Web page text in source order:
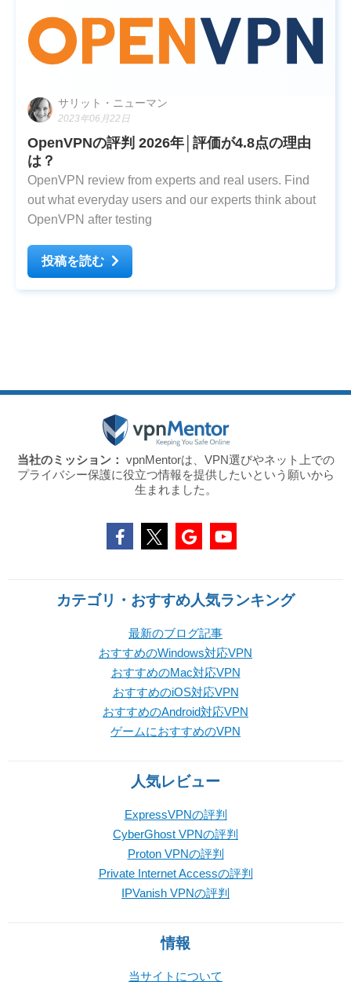
サリット・ニューマン
2023年06月22日
OpenVPNの評判 2026年│評価が4.8点の理由
は？
OpenVPN review from experts and real users. Find
out what everyday users and our experts think about
OpenVPN after testing
投稿を読む
当社のミッション： vpnMentorは、VPN選びやネット上での
プライバシー保護に役立つ情報を提供したいという願いから
生まれました。
カテゴリ・おすすめ人気ランキング
最新のブログ記事
おすすめのWindows対応VPN
おすすめのMac対応VPN
おすすめのiOS対応VPN
おすすめのAndroid対応VPN
ゲームにおすすめのVPN
人気レビュー
ExpressVPNの評判
CyberGhost VPNの評判
Proton VPNの評判
Private Internet Accessの評判
IPVanish VPNの評判
情報
当サイトについて